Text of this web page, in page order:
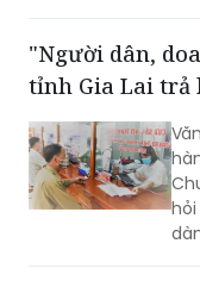
"Người dân,
tỉnh Gia Lai trả